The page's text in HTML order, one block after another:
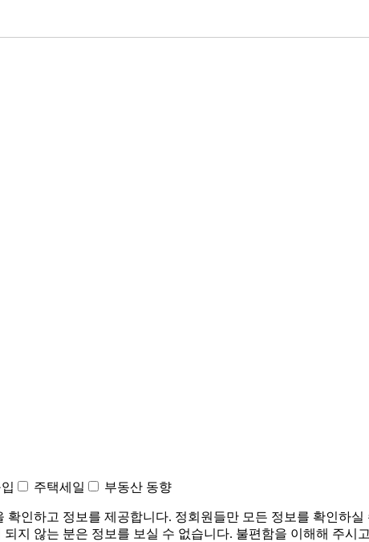
주택세일 부동산 동향
인하고 정보를 제공합니다. 정회원들만 모든 정보를 확인하
지 않는 분은 정보를 보실 수 없습니다. 불편함을 이해해 주시